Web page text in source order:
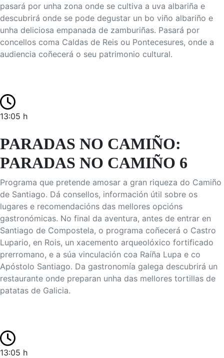
pasará por unha zona onde se cultiva a uva albariña e
descubrirá onde se pode degustar un bo viño albariño e
unha deliciosa empanada de zamburiñas. Pasará por
concellos coma Caldas de Reis ou Pontecesures, onde a
audiencia coñecerá o seu patrimonio cultural.
13:05 h
PARADAS NO CAMIÑO:
PARADAS NO CAMIÑO 6
Programa que pretende amosar a gran riqueza do Camiño
de Santiago. Dá consellos, información útil sobre os
lugares e recomendacións das mellores opcións
gastronómicas. No final da aventura, antes de entrar en
Santiago de Compostela, o programa coñecerá o Castro
Lupario, en Rois, un xacemento arqueolóxico fortificado
prerromano, e a súa vinculación coa Raíña Lupa e co
Apóstolo Santiago. Da gastronomía galega descubrirá un
restaurante onde preparan unha das mellores tortillas de
patatas de Galicia.
13:05 h